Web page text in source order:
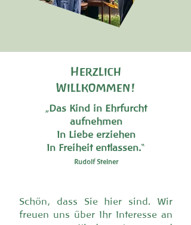
Herzlich
Willkommen!
„Das Kind in Ehrfurcht
aufnehmen
In Liebe erziehen
In Freiheit entlassen.“
Rudolf Steiner
Schön, dass Sie hier sind. Wir
freuen uns über Ihr Interesse an